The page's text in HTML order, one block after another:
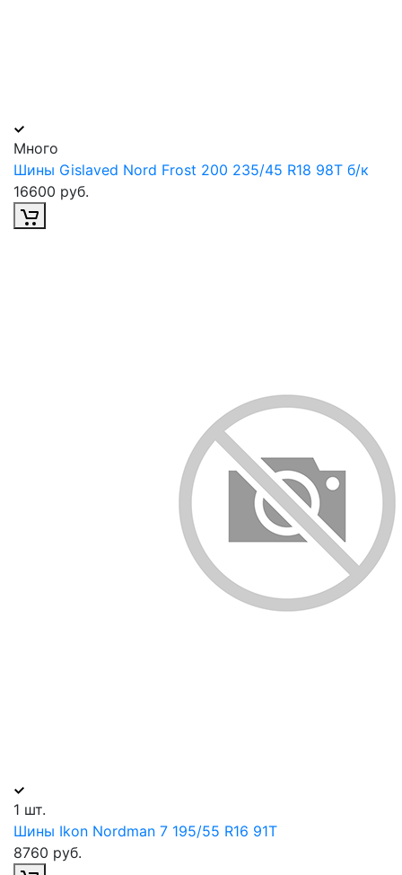
Много
Шины Gislaved Nord Frost 200 235/45 R18 98T б/к
16600 руб.
1 шт.
Шины Ikon Nordman 7 195/55 R16 91T
8760 руб.